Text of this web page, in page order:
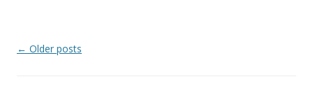
k
Post
← Older posts